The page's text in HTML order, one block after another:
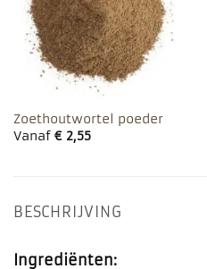
Zoethoutwortel poeder
Vanaf €2,55
BESCHRIJVING
Ingrediënten: